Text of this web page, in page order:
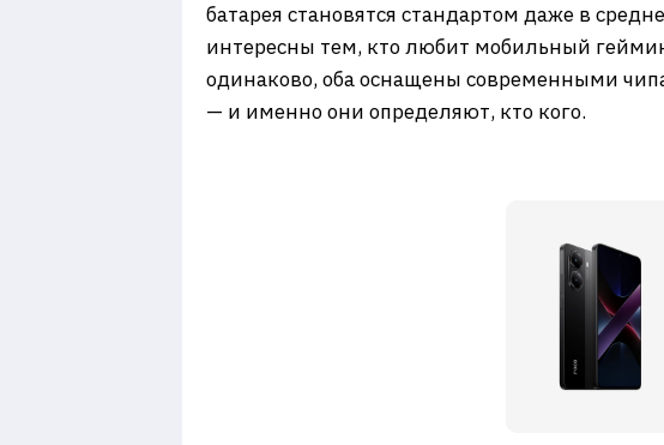
батарея становятся стандартом даже в
интересны тем, кто любит мобильный
одинаково, оба оснащены современными
— и именно они определяют, кто кого.